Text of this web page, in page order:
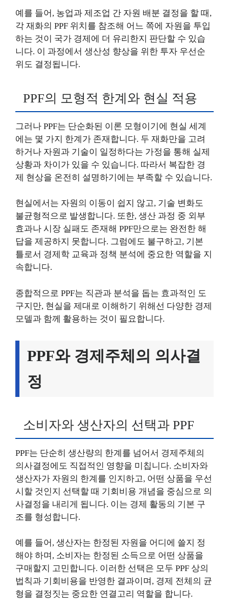
예를 들어, 농업과 제조업 간 자원 배분 결정을 할 때,
각 재화의 PPF 위치를 참조해 어느 쪽에 자원을 투입
하는 것이 국가 경제에 더 유리한지 판단할 수 있습
니다. 이 과정에서 생산성 향상을 위한 투자 우선순
위도 결정됩니다.
PPF의 모형적 한계와 현실 적용
그러나 PPF는 단순화된 이론 모형이기에 현실 세계
에는 몇 가지 한계가 존재합니다. 두 재화만을 고려
하거나 자원과 기술이 일정하다는 가정을 통해 실제
상황과 차이가 있을 수 있습니다. 따라서 복잡한 경
제 현상을 온전히 설명하기에는 부족할 수 있습니다.
현실에서는 자원의 이동이 쉽지 않고, 기술 변화도
불균형적으로 발생합니다. 또한, 생산 과정 중 외부
효과나 시장 실패도 존재해 PPF만으로는 완전한 해
답을 제공하지 못합니다. 그럼에도 불구하고, 기본
틀로서 경제학 교육과 정책 분석에 중요한 역할을 지
속합니다.
종합적으로 PPF는 직관과 분석을 돕는 효과적인 도
구지만, 현실을 제대로 이해하기 위해선 다양한 경제
모델과 함께 활용하는 것이 필요합니다.
PPF와 경제주체의 의사결
정
소비자와 생산자의 선택과 PPF
PPF는 단순히 생산량의 한계를 넘어서 경제주체의
의사결정에도 직접적인 영향을 미칩니다. 소비자와
생산자가 자원의 한계를 인지하고, 어떤 상품을 우선
시할 것인지 선택할 때 기회비용 개념을 중심으로 의
사결정을 내리게 됩니다. 이는 경제 활동의 기본 구
조를 형성합니다.
예를 들어, 생산자는 한정된 자원을 어디에 쓸지 정
해야 하며, 소비자는 한정된 소득으로 어떤 상품을
구매할지 고민합니다. 이러한 선택은 모두 PPF 상의
법칙과 기회비용을 반영한 결과이며, 경제 전체의 균
형을 결정짓는 중요한 연결고리 역할을 합니다.